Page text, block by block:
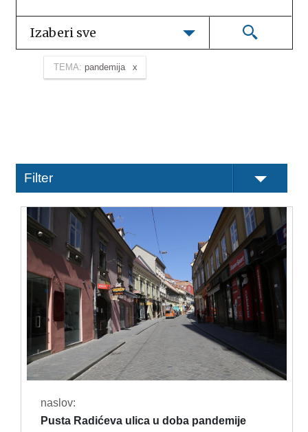
Izaberi sve
TEMA: pandemija
Filter
naslov:
Pusta Radićeva ulica u doba pandemije